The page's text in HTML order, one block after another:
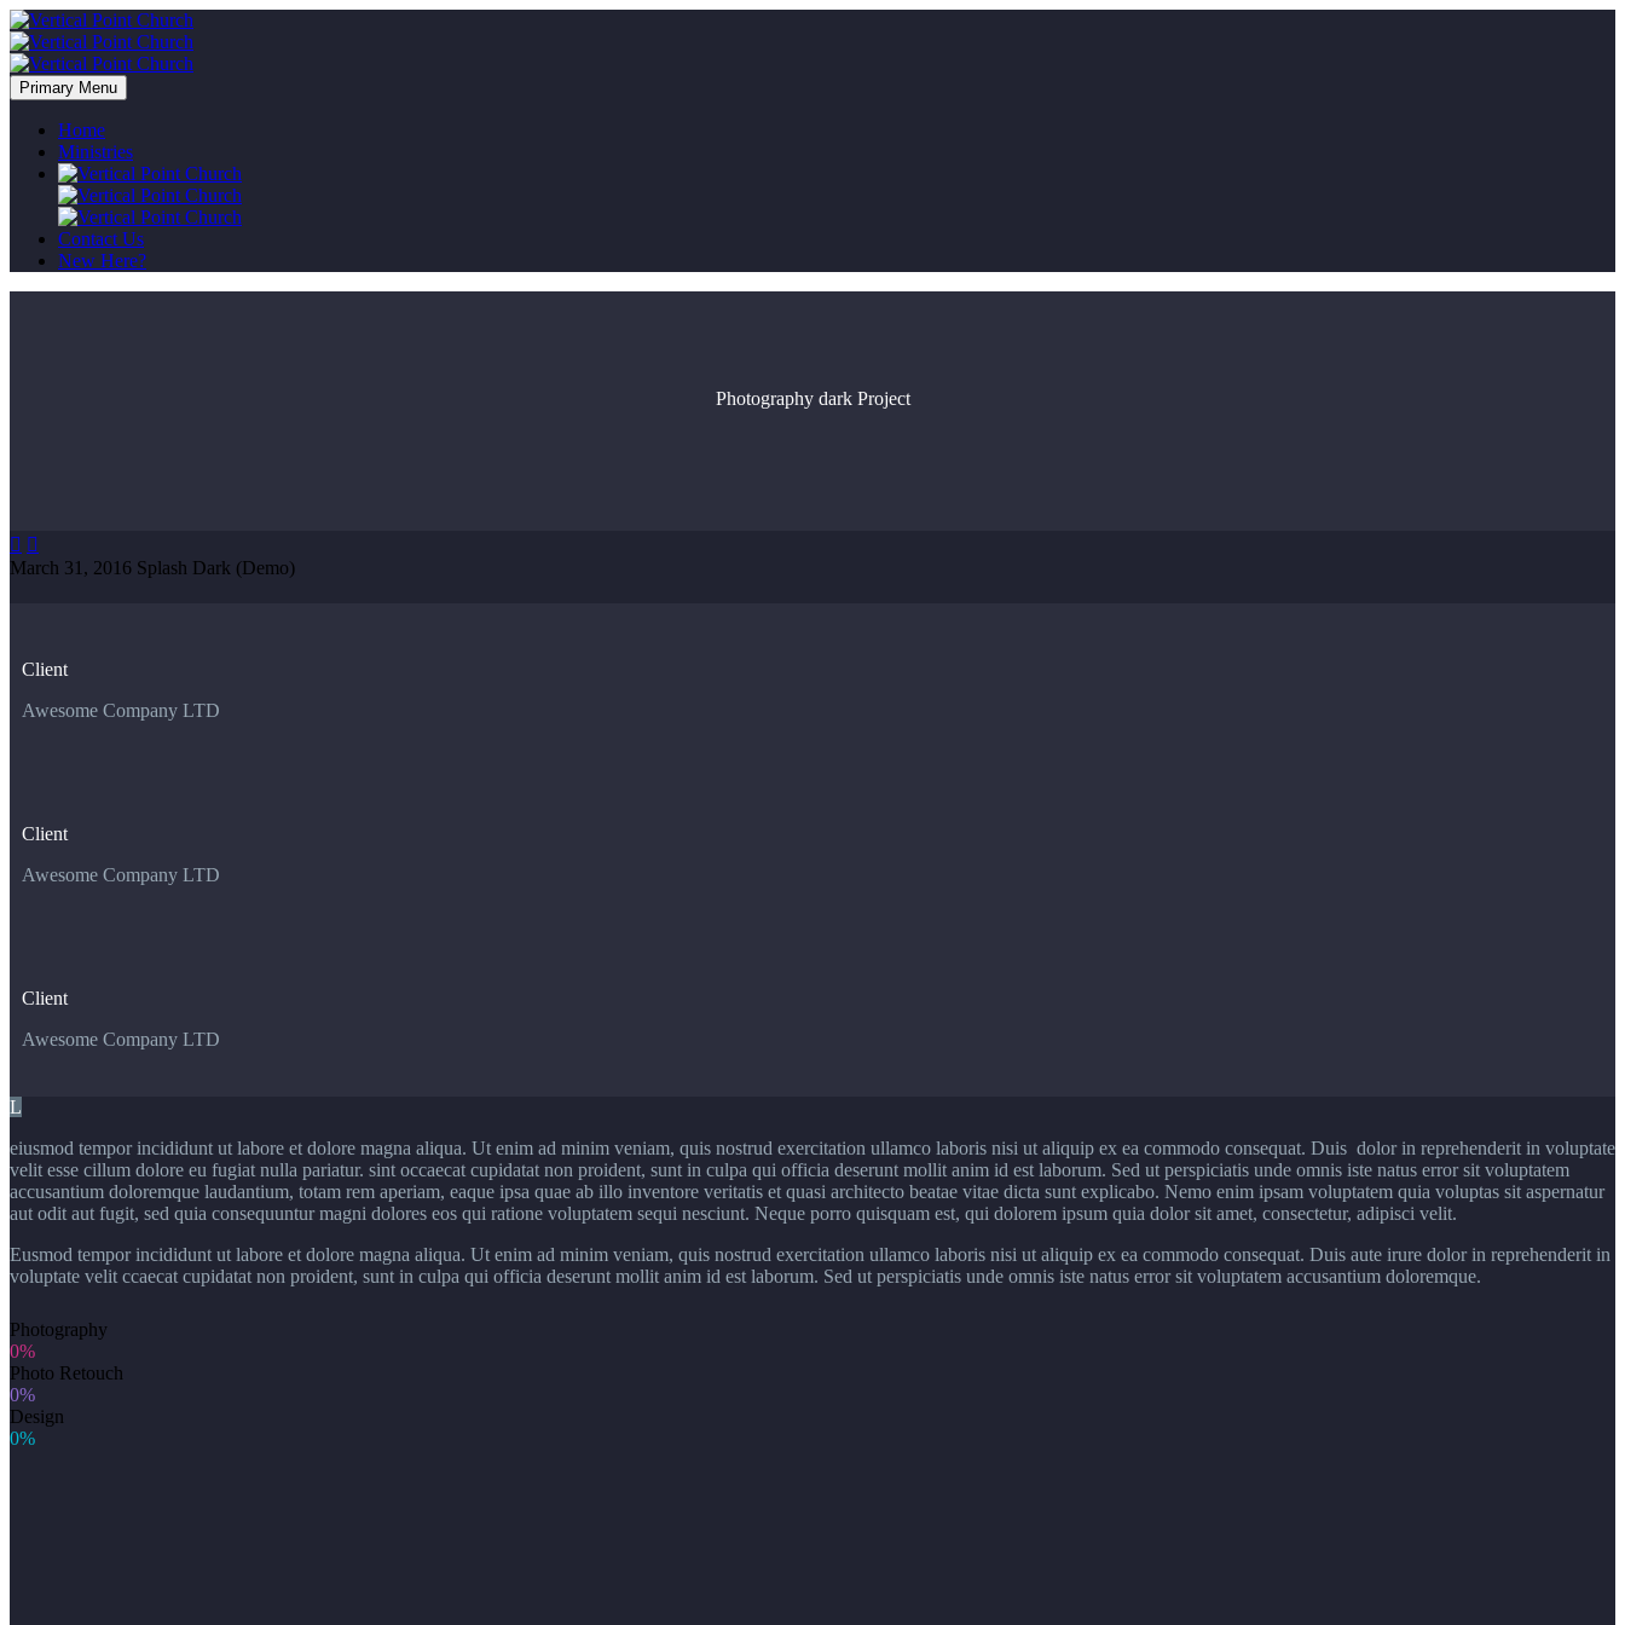
Primary Menu
Home
Ministries
Contact Us
New Here?
Photography dark Project
 
March 31, 2016 Splash Dark (Demo)
Client
Awesome Company LTD
Client
Awesome Company LTD
Client
Awesome Company LTD
L
eiusmod tempor incididunt ut labore et dolore magna aliqua. Ut enim ad minim veniam, quis nostrud exercitation ullamco laboris nisi ut aliquip ex ea commodo consequat. Duis dolor in reprehenderit in voluptate
velit esse cillum dolore eu fugiat nulla pariatur. sint occaecat cupidatat non proident, sunt in culpa qui officia deserunt mollit anim id est laborum. Sed ut perspiciatis unde omnis iste natus error sit voluptatem
accusantium doloremque laudantium, totam rem aperiam, eaque ipsa quae ab illo inventore veritatis et quasi architecto beatae vitae dicta sunt explicabo. Nemo enim ipsam voluptatem quia voluptas sit aspernatur
aut odit aut fugit, sed quia consequuntur magni dolores eos qui ratione voluptatem sequi nesciunt. Neque porro quisquam est, qui dolorem ipsum quia dolor sit amet, consectetur, adipisci velit.
Eusmod tempor incididunt ut labore et dolore magna aliqua. Ut enim ad minim veniam, quis nostrud exercitation ullamco laboris nisi ut aliquip ex ea commodo consequat. Duis aute irure dolor in reprehenderit in
voluptate velit ccaecat cupidatat non proident, sunt in culpa qui officia deserunt mollit anim id est laborum. Sed ut perspiciatis unde omnis iste natus error sit voluptatem accusantium doloremque.
Photography
0%
Photo Retouch
0%
Design
0%